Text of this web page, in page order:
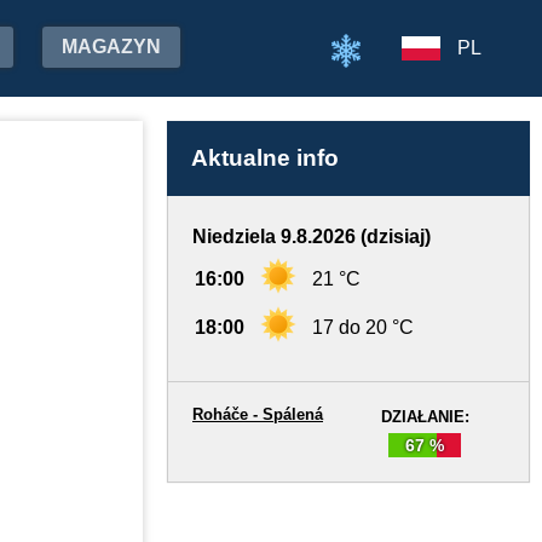
MAGAZYN PL
Aktualne info
Niedziela 9.8.2026 (dzisiaj)
16:00 21 °C
18:00 17 do 20 °C
DZIAŁANIE:
67 %
Roháče - Spálená